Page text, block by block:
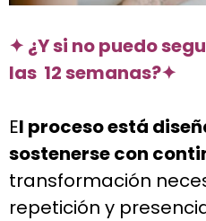
✦ ¿Y si no puedo
las 12 semanas?✦
El proceso está
sostenerse con
transformación
repetición y